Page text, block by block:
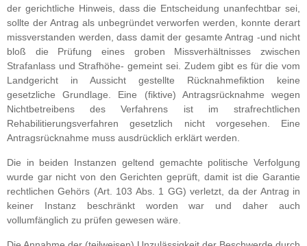
der gerichtliche Hinweis, dass die Entscheidung unanfechtbar sei,
sollte der Antrag als unbegründet verworfen werden, konnte derart
missverstanden werden, dass damit der gesamte Antrag -und nicht
bloß die Prüfung eines groben Missverhältnisses zwischen
Strafanlass und Strafhöhe- gemeint sei. Zudem gibt es für die vom
Landgericht in Aussicht gestellte Rücknahmefiktion keine
gesetzliche Grundlage. Eine (fiktive) Antragsrücknahme wegen
Nichtbetreibens des Verfahrens ist im strafrechtlichen
Rehabilitierungsverfahren gesetzlich nicht vorgesehen. Eine
Antragsrücknahme muss ausdrücklich erklärt werden.
Die in beiden Instanzen geltend gemachte politische Verfolgung
wurde gar nicht von den Gerichten geprüft, damit ist die Garantie
rechtlichen Gehörs (Art. 103 Abs. 1 GG) verletzt, da der Antrag in
keiner Instanz beschränkt worden war und daher auch
vollumfänglich zu prüfen gewesen wäre.